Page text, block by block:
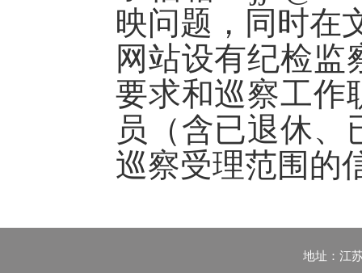
映问题，同时在
网站设有纪检监
要求和巡察工作
员（含已退休
巡察受理范围的
地址：江